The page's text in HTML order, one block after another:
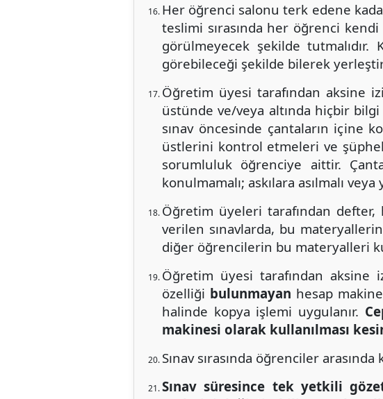
Her öğrenci salonu terk edene
teslimi sırasında her öğrenci kendi
görülmeyecek şekilde tutmalıdır.
görebileceği şekilde bilerek
Öğretim üyesi tarafından aksine
üstünde ve/veya altında hiçbir
sınav öncesinde çantaların içine
üstlerini kontrol etmeleri ve
sorumluluk öğrenciye aittir.
konulmamalı; askılara asılmalı
Öğretim üyeleri tarafından defter,
verilen sınavlarda, bu
diğer öğrencilerin bu materyalleri
Öğretim üyesi tarafından aksine
özelliği bulunmayan hesap
halinde kopya işlemi uygulanır.
makinesi olarak kullanılması
Sınav sırasında öğrenciler
Sınav süresince tek yetkili